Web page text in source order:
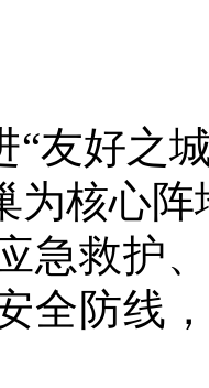
“友好之
为核心
急救护
全防线